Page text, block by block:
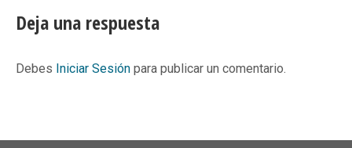
Deja una respuesta
Debes Iniciar Sesión para publicar un comentario.